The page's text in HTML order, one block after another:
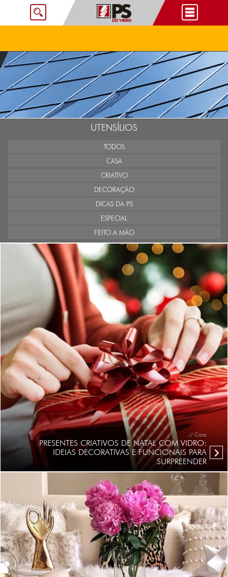
UTENSÍLIOS
TODOS
CASA
CRIATIVO
DECORAÇÃO
DICAS DA PS
ESPECIAL
FEITO A MÃO
// Casa
PRESENTES CRIATIVOS DE NATAL COM VIDRO:
IDEIAS DECORATIVAS E FUNCIONAIS PARA
SURPREENDER